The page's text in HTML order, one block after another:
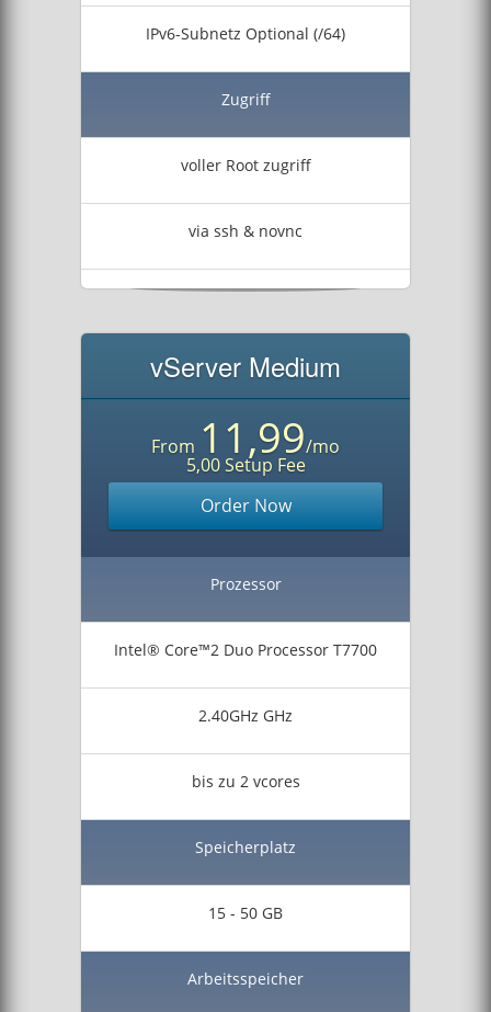
IPv6-Subnetz Optional (/64)
Zugriff
voller Root zugriff
via ssh & novnc
vServer Medium
From 11,99/mo
5,00 Setup Fee
Order Now
Prozessor
Intel® Core™2 Duo Processor T7700
2.40GHz GHz
bis zu 2 vcores
Speicherplatz
15 - 50 GB
Arbeitsspeicher